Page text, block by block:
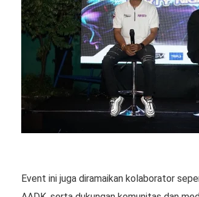
Event ini juga diramaikan kolaborator